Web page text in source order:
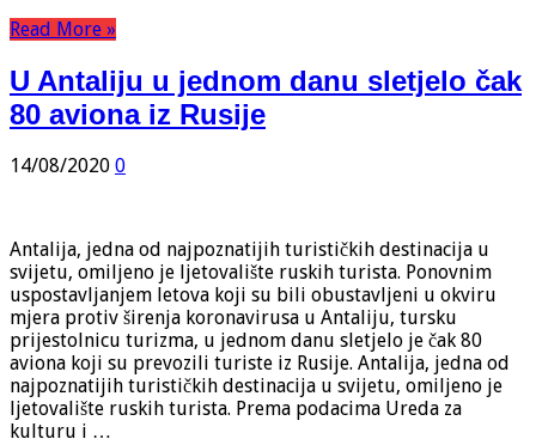
Read More »
U Antaliju u jednom danu sletjelo čak
80 aviona iz Rusije
14/08/2020 0
Antalija, jedna od najpoznatijih turističkih destinacija u
svijetu, omiljeno je ljetovalište ruskih turista. Ponovnim
uspostavljanjem letova koji su bili obustavljeni u okviru
mjera protiv širenja koronavirusa u Antaliju, tursku
prijestolnicu turizma, u jednom danu sletjelo je čak 80
aviona koji su prevozili turiste iz Rusije. Antalija, jedna od
najpoznatijih turističkih destinacija u svijetu, omiljeno je
ljetovalište ruskih turista. Prema podacima Ureda za
kulturu i …